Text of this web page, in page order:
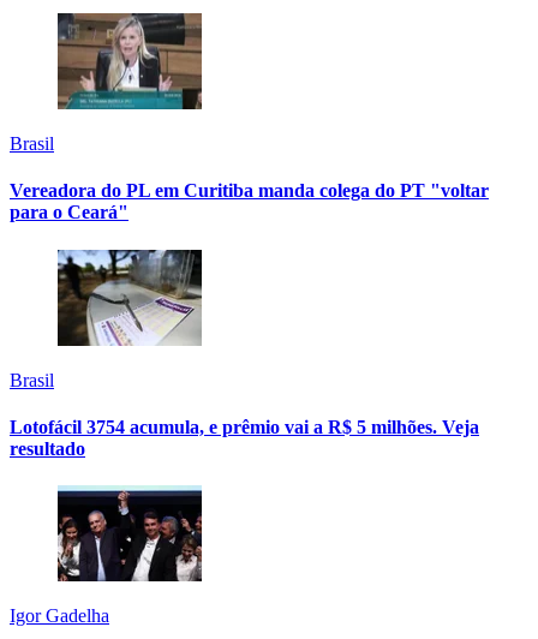
Brasil
Vereadora do PL em Curitiba manda colega do PT "voltar
para o Ceará"
Brasil
Lotofácil 3754 acumula, e prêmio vai a R$ 5 milhões. Veja
resultado
Igor Gadelha